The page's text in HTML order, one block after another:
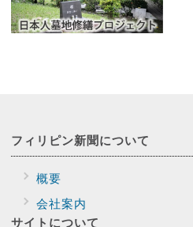
フィリピン新聞について
概要
会社案内
サイトについて